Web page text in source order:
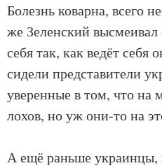
Болезнь коварна, всего
же Зеленский высмеивал
себя так, как ведёт себя
сидели представители
уверенные в том, что на
лохов, но уж они-то на
А ещё раньше украинцы,